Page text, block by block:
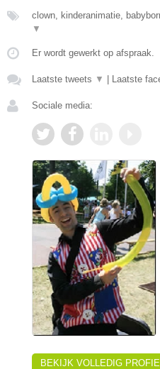
clown, kinderanimatie,
▼
Er wordt gewerkt op afspraak.
Laatste tweets ▼ Laatste
Sociale media:
BEKIJK VOLLEDIG